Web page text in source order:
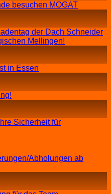
besuchen MOGAT
der Dach Schneider
Mellingen!
in Essen
Sicherheit für
Abholungen ab